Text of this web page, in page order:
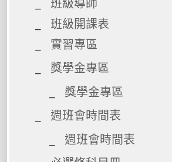
班級開課表
實習專區
獎學金專區
獎學金專區
週班會時間表
週班會時間表